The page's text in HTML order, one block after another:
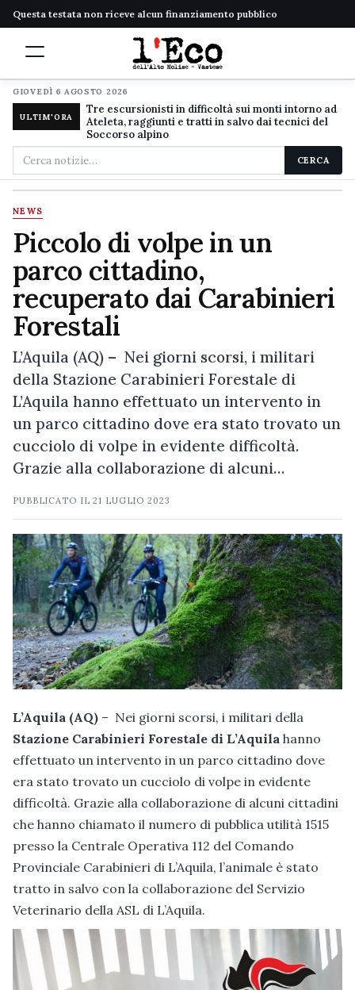
Questa testata non riceve alcun finanziamento pubblico
GIOVEDÌ 6 AGOSTO 2026
ULTIM'ORA
Tre escursionisti in difficoltà sui monti intorno ad
Ateleta, raggiunti e tratti in salvo dai tecnici del
Soccorso alpino
Cerca
nel
sito
CERCA
NEWS
Piccolo di volpe in un
parco cittadino,
recuperato dai Carabinieri
Forestali
L’Aquila (AQ) – Nei giorni scorsi, i militari
della Stazione Carabinieri Forestale di
L’Aquila hanno effettuato un intervento in
un parco cittadino dove era stato trovato un
cucciolo di volpe in evidente difficoltà.
Grazie alla collaborazione di alcuni…
PUBBLICATO IL21 LUGLIO 2023
L’Aquila (AQ) – Nei giorni scorsi, i militari della
Stazione Carabinieri Forestale di L’Aquila hanno
effettuato un intervento in un parco cittadino dove
era stato trovato un cucciolo di volpe in evidente
difficoltà. Grazie alla collaborazione di alcuni cittadini
che hanno chiamato il numero di pubblica utilità 1515
presso la Centrale Operativa 112 del Comando
Provinciale Carabinieri di L’Aquila, l’animale è stato
tratto in salvo con la collaborazione del Servizio
Veterinario della ASL di L’Aquila.